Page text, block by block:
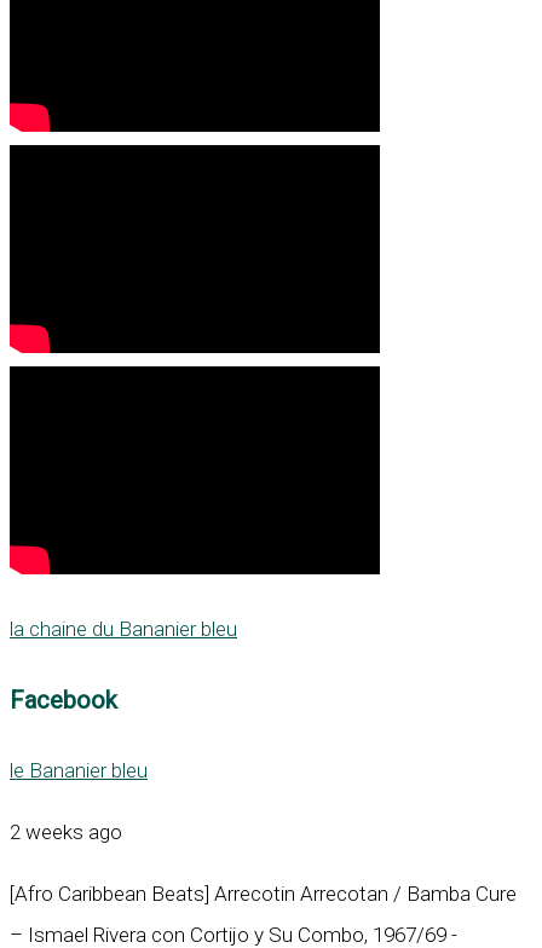
la chaine du Bananier bleu
Facebook
le Bananier bleu
2 weeks ago
[Afro Caribbean Beats] Arrecotin Arrecotan / Bamba Cure
– Ismael Rivera con Cortijo y Su Combo, 1967/69 -